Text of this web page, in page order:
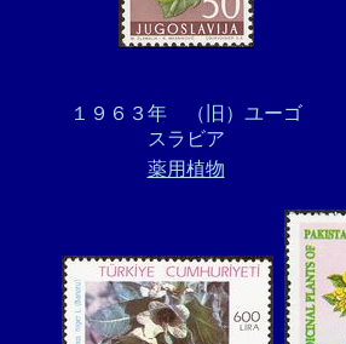
１９６３年 （旧）ユーゴ
スラビア
薬用植物